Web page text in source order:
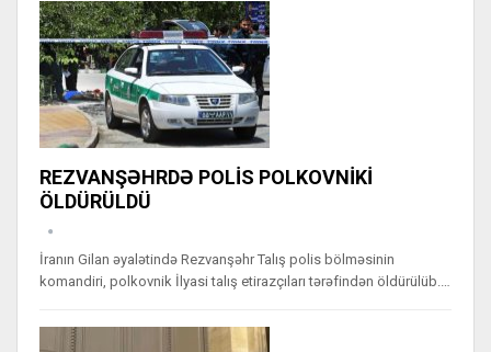
REZVANŞƏHRDƏ POLİS POLKOVNİKİ
ÖLDÜRÜLDÜ
İranın Gilan əyalətində Rezvanşəhr Talış polis bölməsinin
komandiri, polkovnik İlyasi talış etirazçıları tərəfindən öldürülüb.…